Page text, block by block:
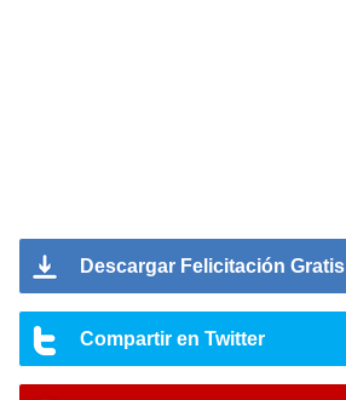
Descargar Felicitación Gratis
Compartir en Twitter